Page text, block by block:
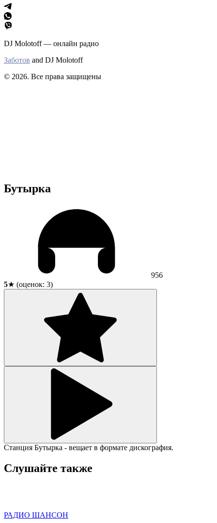
DJ Molotoff — онлайн радио
Заботов and DJ Molotoff
© 2026. Все права защищены
Бутырка
956
5★ (оценок: 3)
Станция Бутырка - вещает в формате дискография.
Слушайте также
РАДИО ШАНСОН